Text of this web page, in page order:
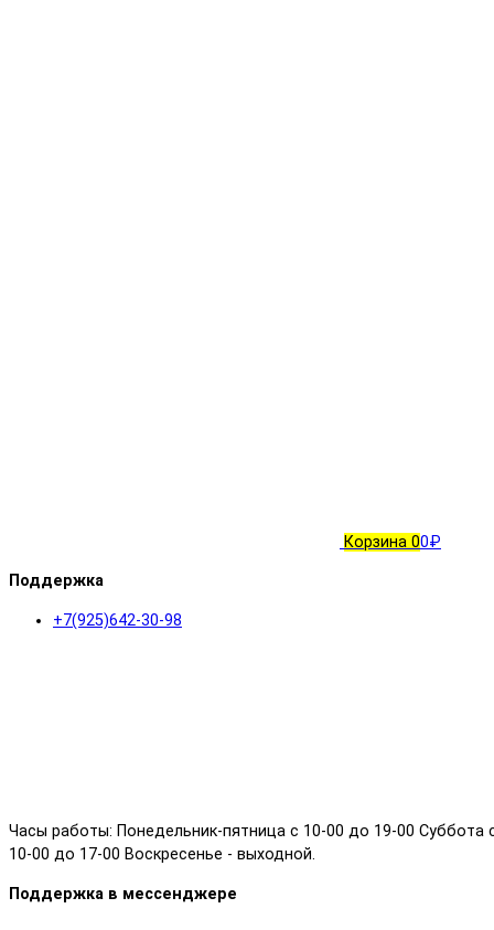
Корзина 00₽
Поддержка
+7(925)642-30-98
Часы работы: Понедельник-пятница с 10-00 до 19-00 Суббота
10-00 до 17-00 Воскресенье - выходной.
Поддержка в мессенджере